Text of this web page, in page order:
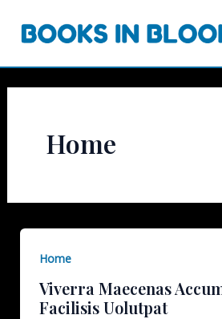
Home
Home
Viverra Maecenas
Facilisis Uolutpat